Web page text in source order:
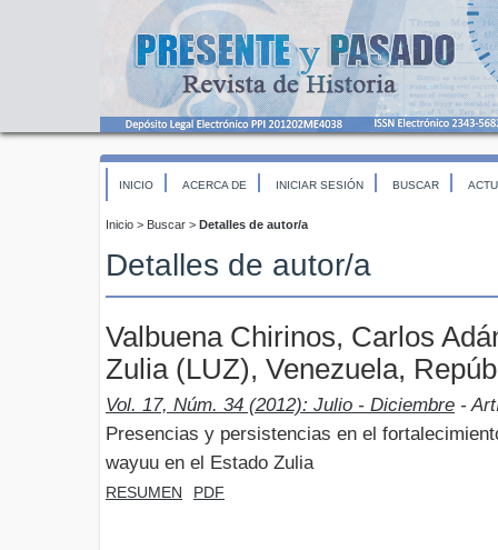
INICIO ACERCA DE INICIAR SESIÓN BUSCAR
Inicio > Buscar > Detalles de autor/a
Detalles de autor/a
Valbuena Chirinos, Carlos
Zulia (LUZ), Venezuela,
Vol. 17, Núm. 34 (2012): Julio - Diciembre -
Presencias y persistencias en el
wayuu en el Estado Zulia
RESUMEN PDF